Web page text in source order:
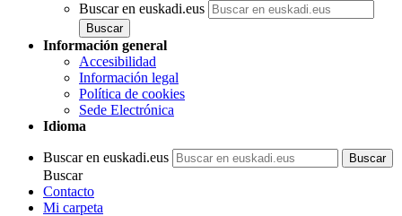
Buscar en euskadi.eus
Información general
Accesibilidad
Información legal
Política de cookies
Sede Electrónica
Idioma
Buscar en euskadi.eus
Buscar
Contacto
Mi carpeta